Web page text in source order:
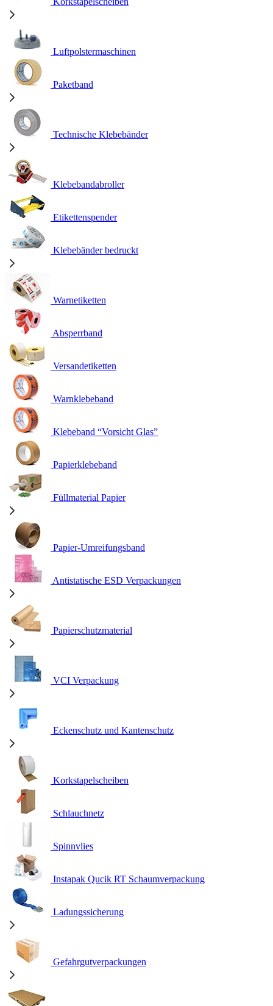
Luftpolstermaschinen
Paketband
Technische Klebebänder
Klebebandabroller
Etikettenspender
Klebebänder bedruckt
Warnetiketten
Absperrband
Versandetiketten
Warnklebeband
Klebeband “Vorsicht Glas”
Papierklebeband
Füllmaterial Papier
Papier-Umreifungsband
Antistatische ESD Verpackungen
Papierschutzmaterial
VCI Verpackung
Eckenschutz und Kantenschutz
Korkstapelscheiben
Schlauchnetz
Spinnvlies
Instapak Qucik RT Schaumverpackung
Ladungssicherung
Gefahrgutverpackungen